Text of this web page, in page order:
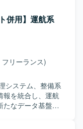
開発環境下で、
進めていただき
プリケーションの
ただきます。
的に対応できる
ミュニケーショ
いたします。 既
きに取り組める
わることができ、
だけます。
併用】運航系
リーランス)
システム、整備系
報を統合し、運航
たなデータ基盤と